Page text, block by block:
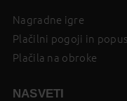
Nagradne igre
Plačilni pogoji in
Plačila na obroke
NASVETI